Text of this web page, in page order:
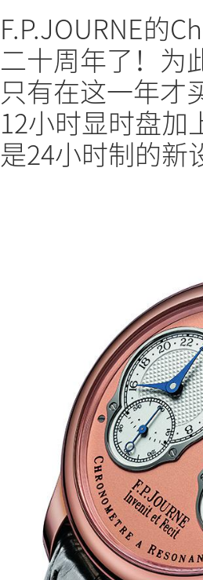
F.P.JOURNE的
二十周年了！为
只有在这一年才
12小时显时盘加
是24小时制的新